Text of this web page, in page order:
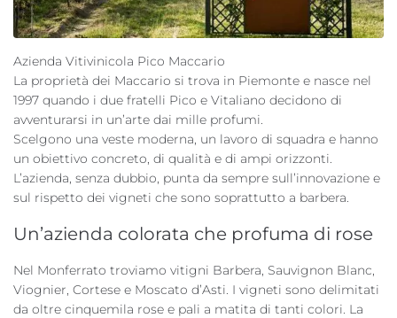
Azienda Vitivinicola Pico Maccario
La proprietà dei Maccario si trova in Piemonte e nasce nel
1997 quando i due fratelli Pico e Vitaliano decidono di
avventurarsi in un’arte dai mille profumi.
Scelgono una veste moderna, un lavoro di squadra e hanno
un obiettivo concreto, di qualità e di ampi orizzonti.
L’azienda, senza dubbio, punta da sempre sull’innovazione e
sul rispetto dei vigneti che sono soprattutto a barbera.
Un’azienda colorata che profuma di rose
Nel Monferrato troviamo vitigni Barbera, Sauvignon Blanc,
Viognier, Cortese e Moscato d’Asti. I vigneti sono delimitati
da oltre cinquemila rose e pali a matita di tanti colori. La